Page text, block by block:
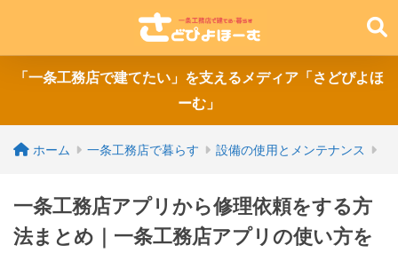
「一条工務店で建てたい」を支えるメディア「さどぴよほ
ーむ」
ホーム 一条工務店で暮らす 設備の使用とメンテナンス
一条工務店アプリから修理依頼をする方
法まとめ｜一条工務店アプリの使い方を